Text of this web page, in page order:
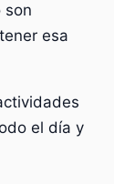
son
esa
el día y